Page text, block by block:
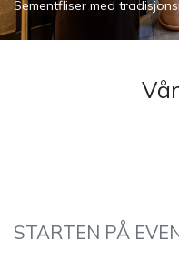
Sementfliser med
STARTEN PÅ